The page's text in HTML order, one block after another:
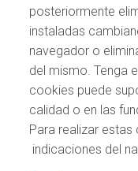
posteriormente
instaladas
navegador o
del mismo. Tenga
cookies puede
calidad o en las
Para realizar estas
indicaciones del